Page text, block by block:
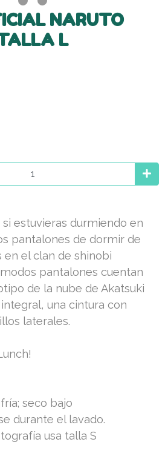
NARUTO
L
si estuvieras durmiendo en
pantalones de dormir de
en el clan de shinobi
pantalones cuentan
de la nube de Akatsuki
una cintura con
laterales.
seco bajo
durante el lavado.
usa talla S